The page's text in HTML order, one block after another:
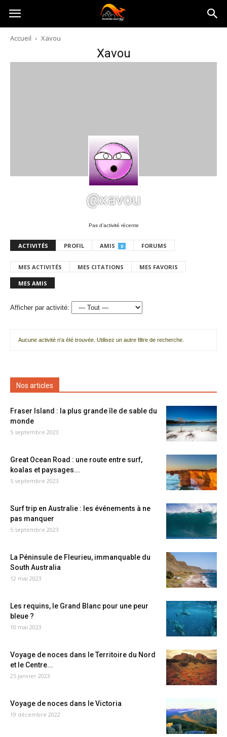
Australia-
australie.com
Accueil Xavou
Xavou
@xavou
Pas d’activité récente
ACTIVITÉS PROFIL AMIS 0 FORUMS
MES ACTIVITÉS MES CITATIONS MES FAVORIS
MES AMIS
Afficher par activité:
Aucune activité n'a été trouvée. Utilisez un autre filtre de recherche.
Nos articles
Fraser Island : la plus grande île de sable du
monde
5 septembre 2023
Great Ocean Road : une route entre surf,
koalas et paysages...
5 septembre 2023
Surf trip en Australie : les événements à ne
pas manquer
5 septembre 2023
La Péninsule de Fleurieu, immanquable du
South Australia
12 mai 2023
Les requins, le Grand Blanc pour une peur
bleue ?
10 mai 2023
Voyage de noces dans le Territoire du Nord
et le Centre...
25 janvier 2023
Voyage de noces dans le Victoria
19 décembre 2022